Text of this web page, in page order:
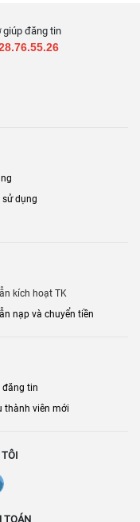
giúp đăng tin
sử dụng
kích hoạt TK
nạp và chuyển tiền
đăng tin
thành viên mới
TOÁN